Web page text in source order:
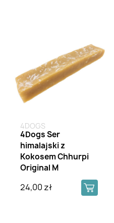
4DOGS
4Dogs Ser
himalajski z
Kokosem Chhurpi
Original M
24,00 zł